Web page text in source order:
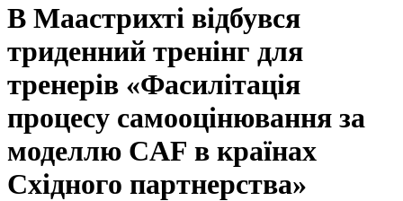
В Маастрихті відбувся
триденний тренінг для
тренерів «Фасилітація
процесу самооцінювання за
моделлю CAF в країнах
Східного партнерства»